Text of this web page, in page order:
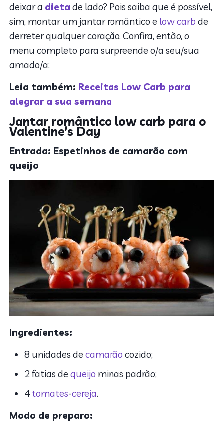
deixar a dieta de lado? Pois saiba que é possível,
sim, montar um jantar romântico e low carb de
derreter qualquer coração. Confira, então, o
menu completo para surpreende o/a seu/sua
amado/a:
Leia também: Receitas Low Carb para
alegrar a sua semana
Jantar romântico low carb para o
Valentine’s Day
Entrada: Espetinhos de camarão com
queijo
Ingredientes:
8 unidades decamarão cozido;
2 fatias dequeijo minas padrão;
4 tomates-cereja.
Modo de preparo: